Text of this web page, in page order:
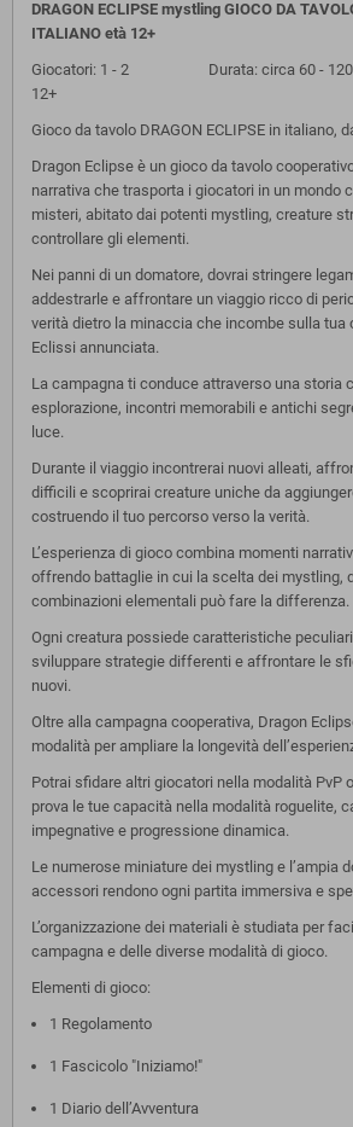
DRAGON ECLIPSE mystling GIOCO DA
ITALIANO età 12+
Giocatori: 1 - 2 Durata: circa 60
12+
Gioco da tavolo DRAGON ECLIPSE in italiano,
Dragon Eclipse è un gioco da tavolo
narrativa che trasporta i giocatori in un mondo
misteri, abitato dai potenti mystling, creature
controllare gli elementi.
Nei panni di un domatore, dovrai stringere
addestrarle e affrontare un viaggio ricco di
verità dietro la minaccia che incombe sulla tua
Eclissi annunciata.
La campagna ti conduce attraverso una storia
esplorazione, incontri memorabili e antichi
luce.
Durante il viaggio incontrerai nuovi alleati,
difficili e scoprirai creature uniche da
costruendo il tuo percorso verso la verità.
L’esperienza di gioco combina momenti
offrendo battaglie in cui la scelta dei mystling,
combinazioni elementali può fare la differenza.
Ogni creatura possiede caratteristiche
sviluppare strategie differenti e affrontare le
nuovi.
Oltre alla campagna cooperativa, Dragon
modalità per ampliare la longevità
Potrai sfidare altri giocatori nella modalità PvP
prova le tue capacità nella modalità roguelite,
impegnative e progressione dinamica.
Le numerose miniature dei mystling e l’ampia
accessori rendono ogni partita immersiva e
L’organizzazione dei materiali è studiata per
campagna e delle diverse modalità di gioco.
Elementi di gioco:
1 Regolamento
1 Fascicolo "Iniziamo!"
1 Diario dell’Avventura